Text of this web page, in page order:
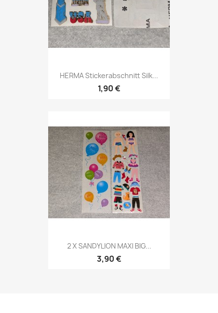
HERMA Stickerabschnitt Silk...
1,90 €
2 X SANDYLION MAXI BIG...
3,90 €